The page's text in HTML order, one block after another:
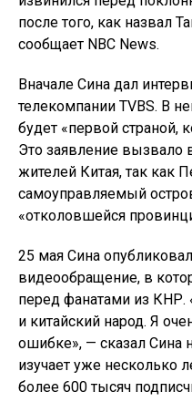
после того, как назвал
сообщает NBC News.
Вначале Сина дал
телекомпании TVBS. В
будет «первой страной,
Это заявление вызвало
жителей Китая, так как
самоуправляемый
«отколовшейся
25 мая Сина
видеообращение, в
перед фанатами из
и китайский народ. Я
ошибке», — сказал Сина
изучает уже несколько
более 600 тысяч